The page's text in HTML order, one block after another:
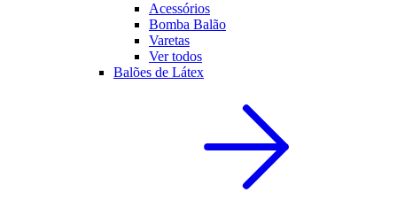
Acessórios
Bomba Balão
Varetas
Ver todos
Balões de Látex